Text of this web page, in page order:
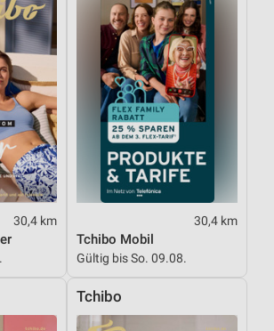
30,4 km 30,4 km
Tchibo Mobil
Gültig bis So. 09.08.
Tchibo